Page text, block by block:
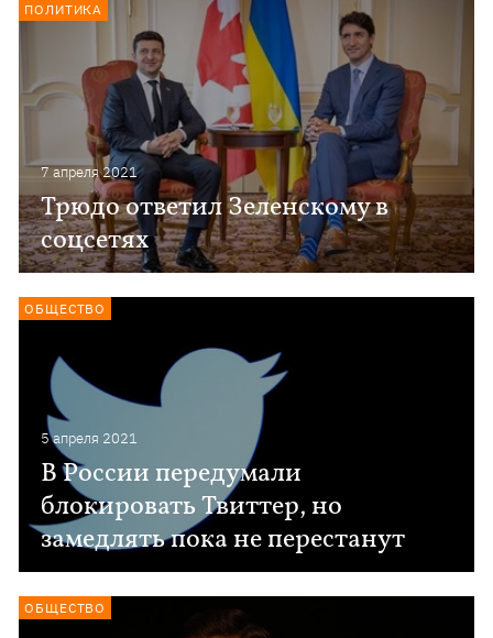
7 апреля 2021
Трюдо ответил Зеленскому в
соцсетях
ПОЛИТИКА
5 апреля 2021
В России передумали
блокировать Твиттер, но
замедлять пока не перестанут
ОБЩЕСТВО
ОБЩЕСТВО